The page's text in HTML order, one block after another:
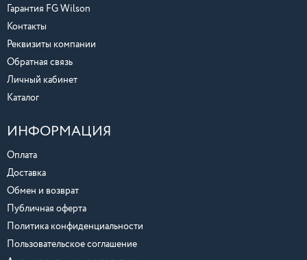
Гарантия FG Wilson
Контакты
Реквизиты компании
Обратная связь
Личный кабинет
Каталог
ИНФОРМАЦИЯ
Оплата
Доставка
Обмен и возврат
Публичная оферта
Политика конфиденциальности
Пользовательское соглашение